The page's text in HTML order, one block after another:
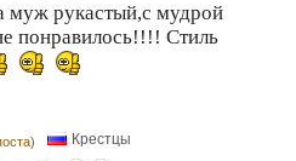
муж рукастый,с мудрой
понравилось!!!! Стиль
Крестцы